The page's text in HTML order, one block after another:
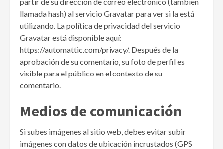
llamada hash) al servicio Gravatar para ver si la está
utilizando. La política de privacidad del servicio
Gravatar está disponible aquí:
https://automattic.com/privacy/. Después de la
aprobación de su comentario, su foto de perfil es
visible para el público en el contexto de su
comentario.
Medios de comunicación
Si subes imágenes al sitio web, debes evitar subir
imágenes con datos de ubicación incrustados (GPS